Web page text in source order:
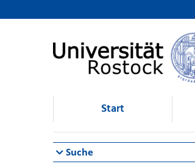
Browsen
direkt zum Inhalt
Start
Suche